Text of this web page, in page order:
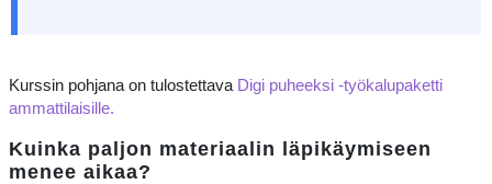
Kurssin pohjana on tulostettava Digi puheeksi -työkalupaketti
ammattilaisille.
Kuinka paljon materiaalin läpikäymiseen
menee aikaa?